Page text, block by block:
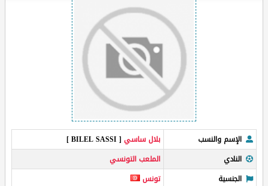
الإسم والنسب بلال ساسي [ BILEL SASSI ]
النادي
الملعب التونسي
الجنسية
تونس